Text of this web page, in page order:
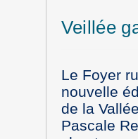
Veillée
Le Foyer
nouvelle
de la
Pascale